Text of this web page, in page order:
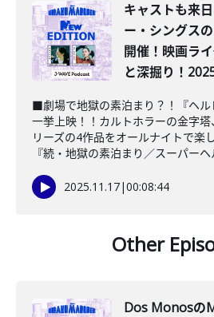
キャストも来
ー・シングス
開催！映画ラ
と深掘り！
■劇場で地獄の素泊まり？！『ヘル
一挙上映！！カルトホラーの金字
リーズの4作品をオールナイトで楽
『続・地獄の素泊まり／スーパー
2025.11.17|00:08:44
Other
Dos Monosの